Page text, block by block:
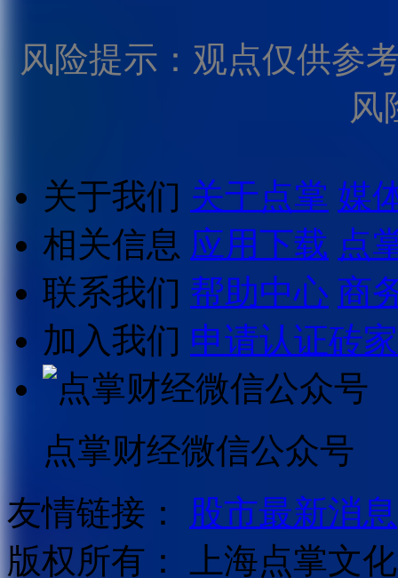
风险提示：观点仅供参
风
关于我们 关于点掌 媒
相关信息 应用下载 点
联系我们 帮助中心 商
加入我们 申请认证砖家
点掌财经微信公众号
友情链接：
股市最新消息
版权所有：
上海点掌文